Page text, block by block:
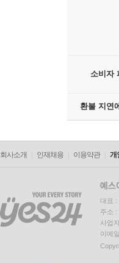
소비자
환불 지연
회사소개 인재채용 이용약관 개
대표 :
주소
사업
이메